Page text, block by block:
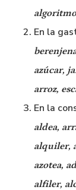
En la
azúcar,
arroz,
En la
aldea,
alquiler,
azotea,
alfiler,